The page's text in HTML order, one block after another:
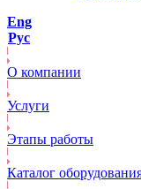
Eng
Рус
О компании
Услуги
Этапы работы
Каталог